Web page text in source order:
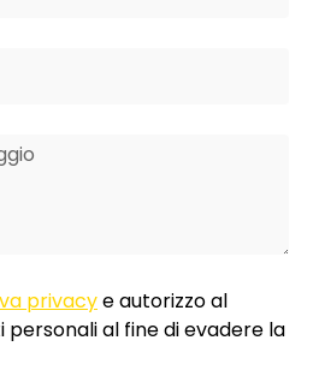
privacye autorizzo al
al fine di evadere la